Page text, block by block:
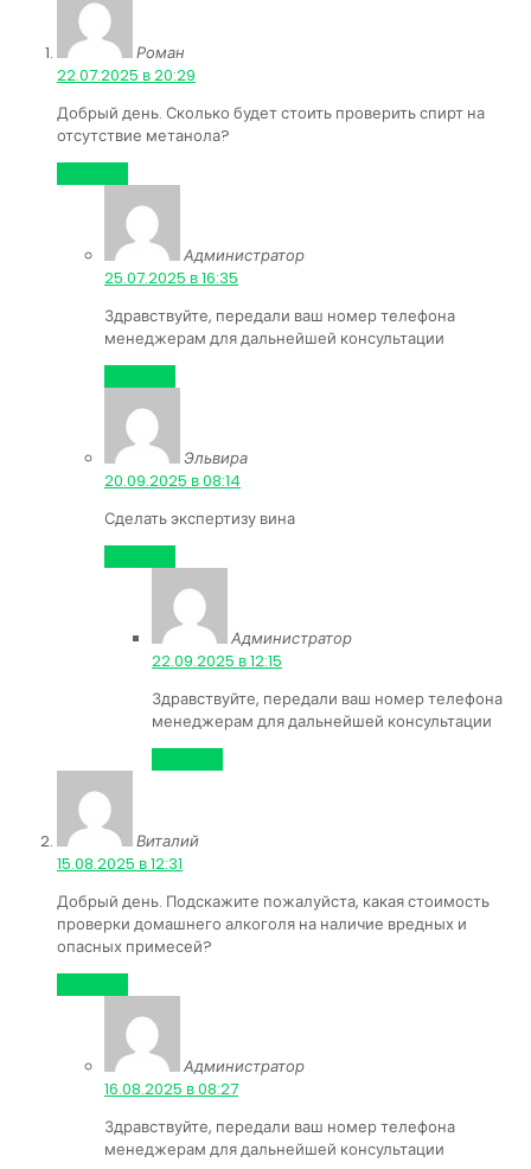
Роман
22.07.2025 в 20:29
Добрый день. Сколько будет стоить проверить спирт на
отсутствие метанола?
Администратор
25.07.2025 в 16:35
Здравствуйте, передали ваш номер телефона
менеджерам для дальнейшей консультации
Эльвира
20.09.2025 в 08:14
Сделать экспертизу вина
Администратор
22.09.2025 в 12:15
Здравствуйте, передали ваш номер телефона
менеджерам для дальнейшей консультации
Виталий
15.08.2025 в 12:31
Добрый день. Подскажите пожалуйста, какая стоимость
проверки домашнего алкоголя на наличие вредных и
опасных примесей?
Администратор
16.08.2025 в 08:27
Здравствуйте, передали ваш номер телефона
менеджерам для дальнейшей консультации